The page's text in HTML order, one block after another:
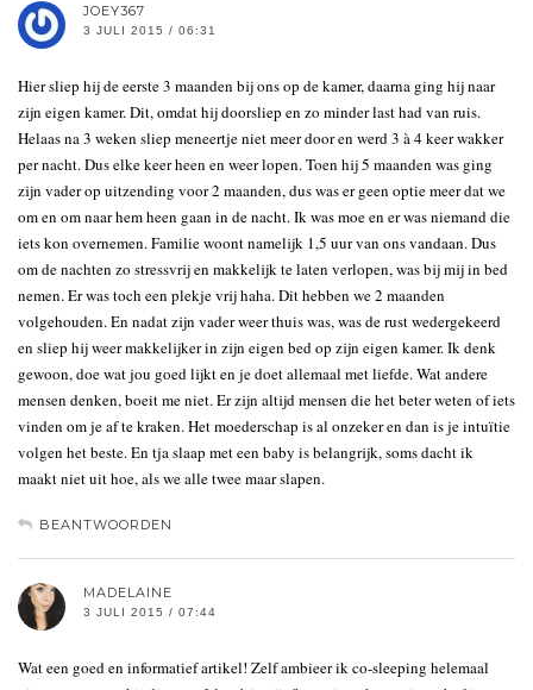
JOEY367
3 JULI 2015 / 06:31
Hier sliep hij de eerste 3 maanden bij ons op de kamer, daarna ging hij naar
zijn eigen kamer. Dit, omdat hij doorsliep en zo minder last had van ruis.
Helaas na 3 weken sliep meneertje niet meer door en werd 3 à 4 keer wakker
per nacht. Dus elke keer heen en weer lopen. Toen hij 5 maanden was ging
zijn vader op uitzending voor 2 maanden, dus was er geen optie meer dat we
om en om naar hem heen gaan in de nacht. Ik was moe en er was niemand die
iets kon overnemen. Familie woont namelijk 1,5 uur van ons vandaan. Dus
om de nachten zo stressvrij en makkelijk te laten verlopen, was bij mij in bed
nemen. Er was toch een plekje vrij haha. Dit hebben we 2 maanden
volgehouden. En nadat zijn vader weer thuis was, was de rust wedergekeerd
en sliep hij weer makkelijker in zijn eigen bed op zijn eigen kamer. Ik denk
gewoon, doe wat jou goed lijkt en je doet allemaal met liefde. Wat andere
mensen denken, boeit me niet. Er zijn altijd mensen die het beter weten of iets
vinden om je af te kraken. Het moederschap is al onzeker en dan is je intuïtie
volgen het beste. En tja slaap met een baby is belangrijk, soms dacht ik
maakt niet uit hoe, als we alle twee maar slapen.
BEANTWOORDEN
MADELAINE
3 JULI 2015 / 07:44
Wat een goed en informatief artikel! Zelf ambieer ik co-sleeping helemaal